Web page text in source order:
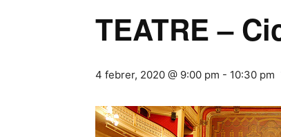
TEATRE –
4 febrer, 2020 @ 9:00 pm - 10:30 pm